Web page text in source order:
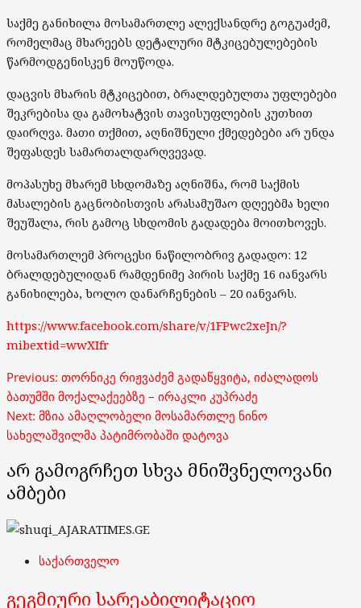
საქმე განიხილა მოსამართლე ალექსანდრე გოგუაძემ,
რომელმაც მხარეებს დეტალური მტკიცებულებების
წარმოდგენისკენ მოუწოდა.
დაცვის მხარის მტკიცებით, ბრალდებულთა უფლებები
შეკრებისა და გამოხატვის თავისუფლების კუთხით
დაირღვა. მათი თქმით, აღნიშნული ქმედებები არ უნდა
შეფასდეს სამართალდარღვევად.
მოპასუხე მხარემ სხდომაზე აღნიშნა, რომ საქმის
მასალების გაცნობისთვის არასამუშაო დღეებმა ხელი
შეუშალა, რის გამოც სხდომის გადადება მოითხოვეს.
მოსამართლემ პროცესი ნაწილობრივ გადადო: 12
ბრალდებულიდან რამდენიმე პირის საქმე 16 იანვარს
განიხილება, ხოლო დანარჩენების – 20 იანვარს.
https://www.facebook.com/share/v/1FPwc2xeJn/?
mibextid=wwXIfr
Post
navigation
Previous: თორნიკე რიჟვაძემ გადაწყვიტა, იძალადოს
ბათუმში მოქალაქეებზე – ირაკლი კუპრაძე
Next: მზია ამაღლობელი მოსამართლე ნინო
სახელაშვილმა პატიმრობაში დატოვა
არ გამოგრჩეთ სხვა მნიშვნელოვანი
ამბები
საქართველო
გეგმიური სარეაბილიტაციო